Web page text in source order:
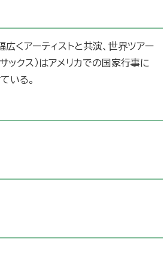
くアーティストと共演、世界ツアー
ックス）はアメリカでの国家行事に
いる。